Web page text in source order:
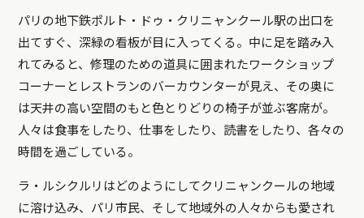
パリの地下鉄ポルト・ドゥ・クリニャンクール駅の出口を
出てすぐ、深緑の看板が目に入ってくる。中に足を踏み入
れてみると、修理のための道具に囲まれたワークショップ
コーナーとレストランのバーカウンターが見え、その奥に
は天井の高い空間のもと色とりどりの椅子が並ぶ客席が。
人々は食事をしたり、仕事をしたり、読書をしたり、各々の
時間を過ごしている。
ラ・ルシクルリはどのようにしてクリニャンクールの地域
に溶け込み、パリ市民、そして地域外の人々からも愛され